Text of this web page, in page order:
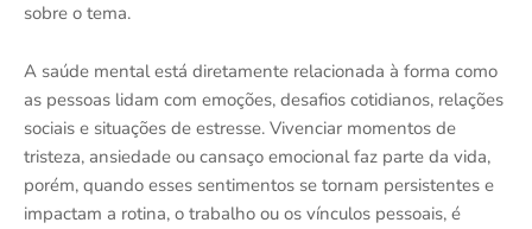
sobre o tema.
A saúde mental está diretamente relacionada à forma como
as pessoas lidam com emoções, desafios cotidianos, relações
sociais e situações de estresse. Vivenciar momentos de
tristeza, ansiedade ou cansaço emocional faz parte da vida,
porém, quando esses sentimentos se tornam persistentes e
impactam a rotina, o trabalho ou os vínculos pessoais, é